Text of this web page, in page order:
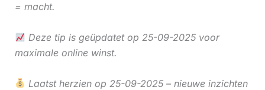
= macht.
Deze tip is geüpdatet op 25-09-2025 voor
maximale online winst.
Laatst herzien op 25-09-2025 – nieuwe inzichten